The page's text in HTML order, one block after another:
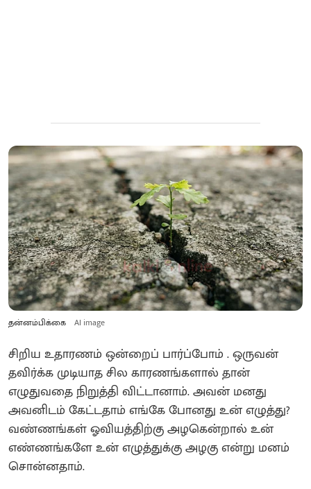
தன்னம்பிக்கை AI image
சிறிய உதாரணம் ஒன்றைப் பார்ப்போம் . ஒருவன்
தவிர்க்க முடியாத சில காரணங்களால் தான்
எழுதுவதை நிறுத்தி விட்டானாம். அவன் மனது
அவனிடம் கேட்டதாம் எங்கே போனது உன் எழுத்து?
வண்ணங்கள் ஓவியத்திற்கு அழகென்றால் உன்
எண்ணங்களே உன் எழுத்துக்கு அழகு என்று மனம்
சொன்னதாம்.